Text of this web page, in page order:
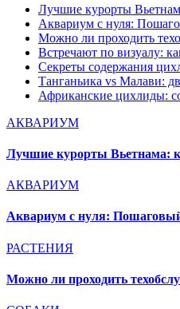
Лучшие курорты
Аквариум с нуля:
Можно ли проходить
Встречают по визуалу:
Секреты содержания
Танганьика vs Малави:
Африканские цихлиды:
АКВАРИУМ
Лучшие курорты Вьетнама:
АКВАРИУМ
Аквариум с нуля: Пошаговый
РАСТЕНИЯ
Можно ли проходить